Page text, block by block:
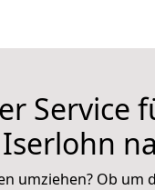
Service
umziehen? Ob um